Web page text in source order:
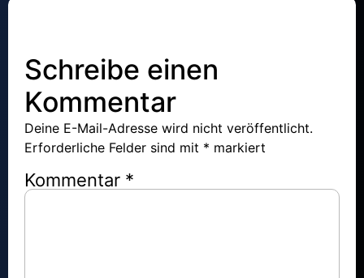
Schreibe einen
Kommentar
Deine E-Mail-Adresse wird nicht veröffentlicht.
Erforderliche Felder sind mit * markiert
Kommentar *